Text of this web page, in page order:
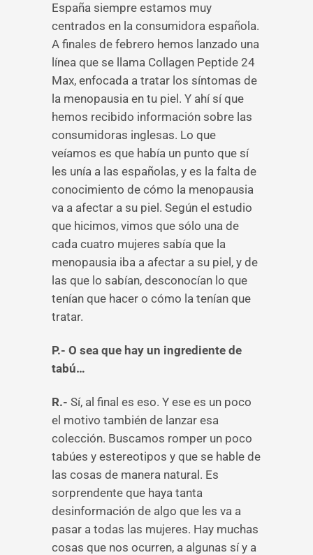
España siempre estamos muy
centrados en la consumidora española.
A finales de febrero hemos lanzado una
línea que se llama Collagen Peptide 24
Max, enfocada a tratar los síntomas de
la menopausia en tu piel. Y ahí sí que
hemos recibido información sobre las
consumidoras inglesas. Lo que
veíamos es que había un punto que sí
les unía a las españolas, y es la falta de
conocimiento de cómo la menopausia
va a afectar a su piel. Según el estudio
que hicimos, vimos que sólo una de
cada cuatro mujeres sabía que la
menopausia iba a afectar a su piel, y de
las que lo sabían, desconocían lo que
tenían que hacer o cómo la tenían que
tratar.
P.- O sea que hay un ingrediente de
tabú…
R.- Sí, al final es eso. Y ese es un poco
el motivo también de lanzar esa
colección. Buscamos romper un poco
tabúes y estereotipos y que se hable de
las cosas de manera natural. Es
sorprendente que haya tanta
desinformación de algo que les va a
pasar a todas las mujeres. Hay muchas
cosas que nos ocurren, a algunas sí y a